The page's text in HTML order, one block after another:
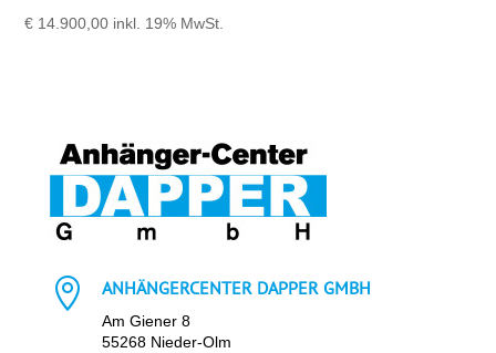
€ 14.900,00 inkl. 19% MwSt.
 ANHÄNGERCENTER DAPPER GMBH
Am Giener 8
55268 Nieder-Olm